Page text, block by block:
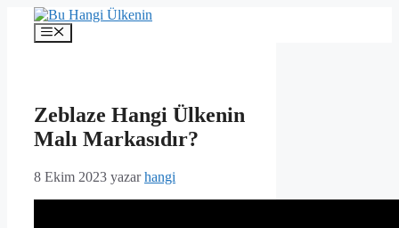
İçeriğe
Menü
Zeblaze Hangi Ülkenin
Malı Markasıdır?
8 Ekim 2023 yazarhangi